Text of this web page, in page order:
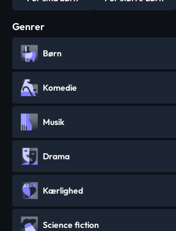
Genrer
Børn
Komedie
Musik
Drama
Kærlighed
Science fiction